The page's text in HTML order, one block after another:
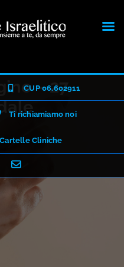
CUP 06.602911
Ti richiamiamo noi
Cliniche
Email
– 27